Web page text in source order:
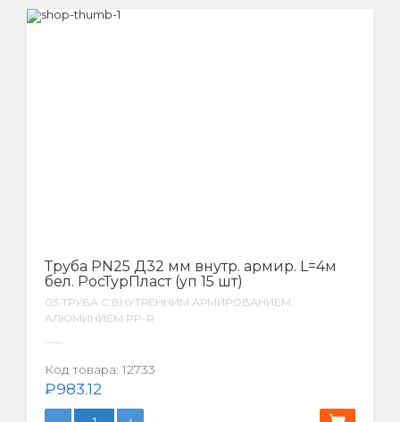
Труба PN25 Д32 мм внутр. армир. L=4м
бел. РосТурПласт (уп 15 шт)
03.ТРУБА С ВНУТРЕННИМ АРМИРОВАНИЕМ
АЛЮМИНИЕМ PP-R
Код товара: 12733
₽983.12